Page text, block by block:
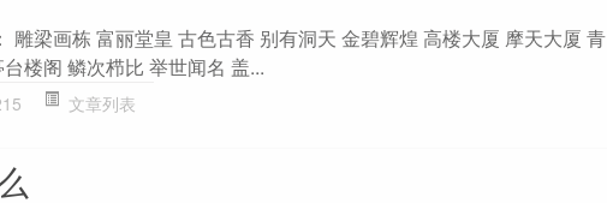
雕梁画栋 富丽堂皇 古色古香 别有洞天 金碧辉煌 高楼大厦 摩天大厦 青
楼阁 鳞次栉比 举世闻名 盖...
文章列表